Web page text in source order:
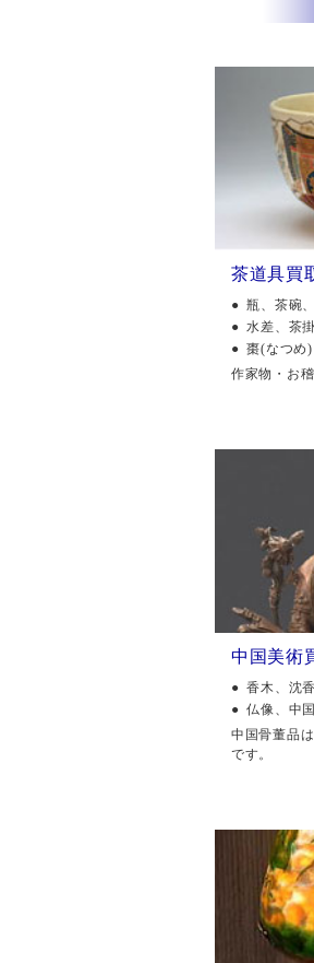
茶道具買
瓶、茶碗
水差、茶
棗(なつ
作家物・お
中国美術
香木、沈
仏像、中
中国骨董品
です。